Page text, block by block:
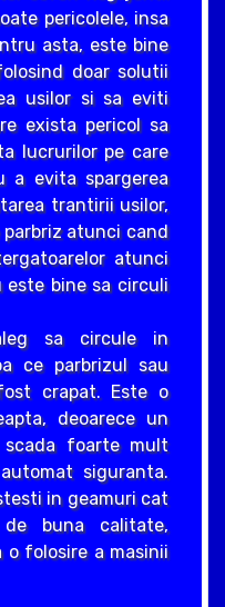
pericolele, insa
asta, este bine
doar solutii
usilor si sa eviti
exista pericol sa
lucrurilor pe care
a evita spargerea
trantirii usilor,
atunci cand
atunci
este bine sa circuli
sa circule in
ce parbrizul sau
crapat. Este o
deoarece un
foarte mult
siguranta.
in geamuri cat
buna calitate,
o folosire a masinii